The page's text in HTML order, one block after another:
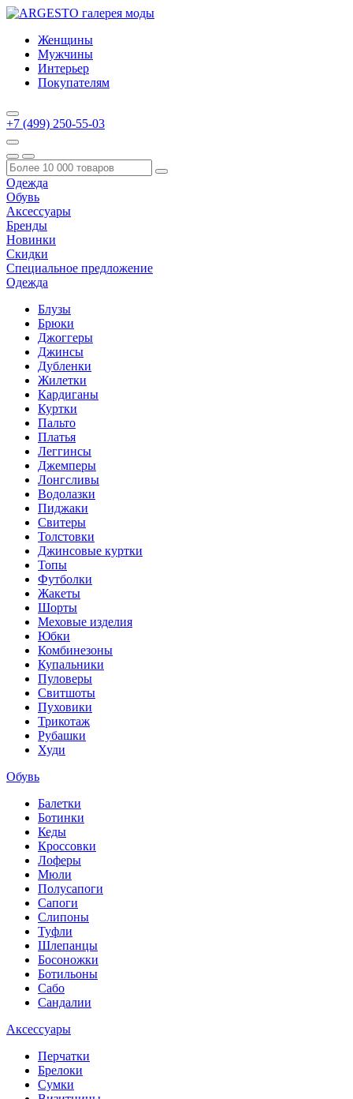
Женщины
Мужчины
Интерьер
Покупателям
+7 (499) 250-55-03
Одежда
Обувь
Аксессуары
Бренды
Новинки
Скидки
Специальное предложение
Одежда
Блузы
Брюки
Джоггеры
Джинсы
Дубленки
Жилетки
Кардиганы
Куртки
Пальто
Платья
Леггинсы
Джемперы
Лонгсливы
Водолазки
Пиджаки
Свитеры
Толстовки
Джинсовые куртки
Топы
Футболки
Жакеты
Шорты
Меховые изделия
Юбки
Комбинезоны
Купальники
Пуловеры
Свитшоты
Пуховики
Трикотаж
Рубашки
Худи
Обувь
Балетки
Ботинки
Кеды
Кроссовки
Лоферы
Мюли
Полусапоги
Сапоги
Слипоны
Туфли
Шлепанцы
Босоножки
Ботильоны
Сабо
Сандалии
Аксессуары
Перчатки
Брелоки
Сумки